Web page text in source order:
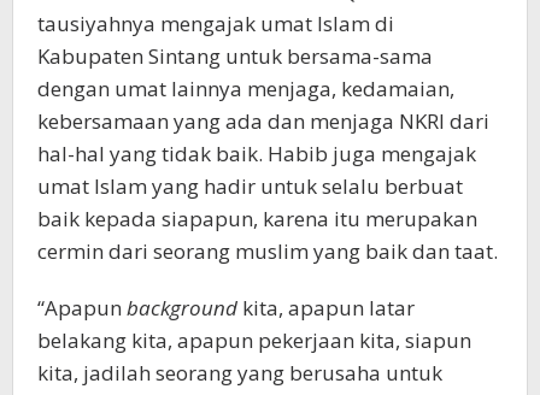
tausiyahnya mengajak umat Islam di
Kabupaten Sintang untuk bersama-sama
dengan umat lainnya menjaga, kedamaian,
kebersamaan yang ada dan menjaga NKRI dari
hal-hal yang tidak baik. Habib juga mengajak
umat Islam yang hadir untuk selalu berbuat
baik kepada siapapun, karena itu merupakan
cermin dari seorang muslim yang baik dan taat.
“Apapun background kita, apapun latar
belakang kita, apapun pekerjaan kita, siapun
kita, jadilah seorang yang berusaha untuk